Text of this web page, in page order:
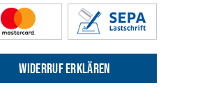
Widerruf erklären